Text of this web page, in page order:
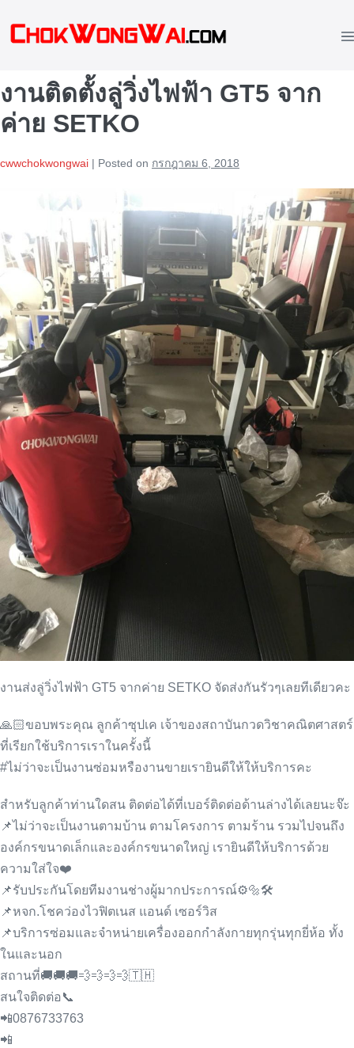
งานติดตั้งลู่วิ่งไฟฟ้า GT5 จาก
ค่าย SETKO
cwwchokwongwai | Posted on กรกฎาคม 6, 2018
งานส่งลู่วิ่งไฟฟ้า GT5 จากค่าย SETKO จัดส่งกันรัวๆเลยทีเดียวคะ
🙏🏻ขอบพระคุณ ลูกค้าซุป​เค​ เจ้าของสถาบันกวดวิชา​คณิตศาสตร์​
ที่เรียกใช้บริการเราในครั้งนี้
#ไม่ว่าจะเป็นงานซ่อมหรืองานขายเรายินดีให้ให้บริการคะ
สำหรับลูกค้าท่านใดสน ติดต่อได้ที่เบอร์ติดต่อด้านล่างได้เลยนะจ๊ะ
📌ไม่ว่าจะเป็นงานตามบ้าน ตามโครงการ ตามร้าน รวมไปจนถึง
องค์กรขนาดเล็กและองค์กรขนาดใหญ่ เรายินดีให้บริการด้วย
ความใส่ใจ❤️
📌รับประกันโดยทีมงานช่างผู้มากประการณ์⚙🔩🛠
📌หจก.โชคว่องไวฟิตเนส แอนด์ เซอร์วิส
📌บริการซ่อมและจำหน่ายเครื่องออกกำลังกายทุกรุ่นทุกยี่ห้อ ทั้ง
ในและนอก
สถานที่🚚🚚🚚💨💨💨💨🇹🇭
สนใจติดต่อ📞
📲0876733763
📲